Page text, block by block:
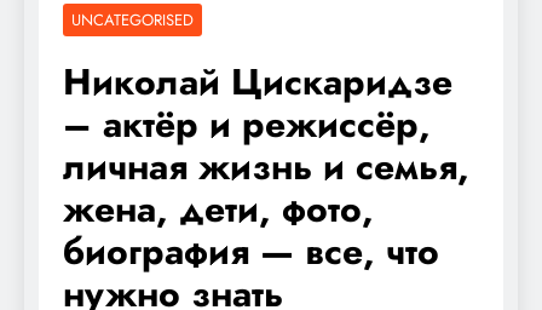
UNCATEGORISED
Николай Цискаридзе
– актёр и режиссёр,
личная жизнь и семья,
жена, дети, фото,
биография — все, что
нужно знать